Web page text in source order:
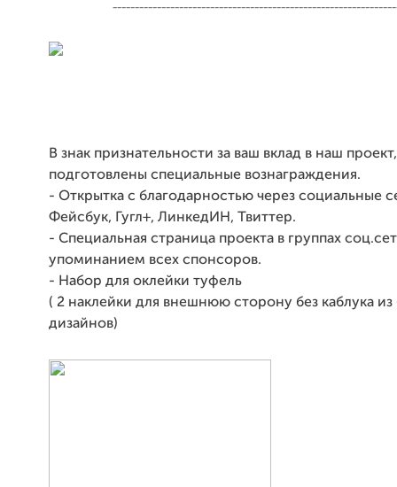
В знак признательности за ваш вклад в наш
подготовлены специальные вознаграждения.
- Открытка с благодарностью через социальные
Фейсбук, Гугл+, ЛинкедИН, Твиттер.
- Специальная страница проекта в группах
упоминанием всех спонсоров.
- Набор для оклейки туфель
( 2 наклейки для внешнюю сторону без каблука из
дизайнов)